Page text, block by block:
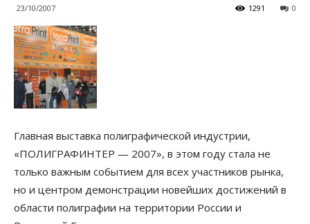
23/10/2007 0
1291
Главная выставка полиграфической индустрии,
«ПОЛИГРАФИНТЕР — 2007», в этом году стала не
только важным событием для всех участников рынка,
но и центром демонстрации новейших достижений в
области полиграфии на территории России и